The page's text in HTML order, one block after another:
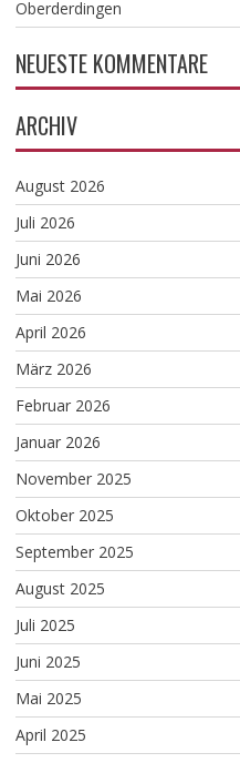
Oberderdingen
NEUESTE KOMMENTARE
ARCHIV
August 2026
Juli 2026
Juni 2026
Mai 2026
April 2026
März 2026
Februar 2026
Januar 2026
November 2025
Oktober 2025
September 2025
August 2025
Juli 2025
Juni 2025
Mai 2025
April 2025